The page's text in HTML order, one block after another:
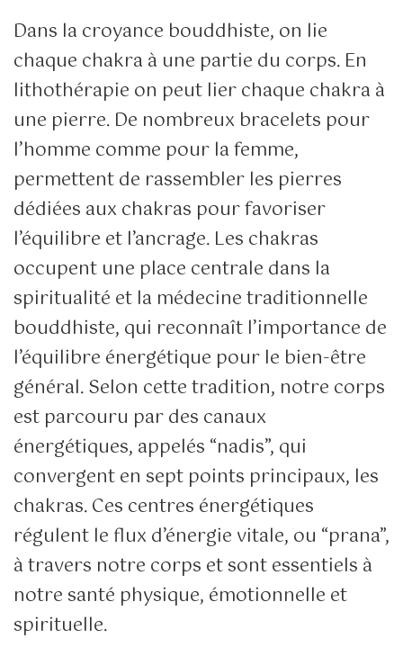
Dans la croyance bouddhiste, on lie
chaque chakra à une partie du corps. En
lithothérapie on peut lier chaque chakra à
une pierre. De nombreux bracelets pour
l’homme comme pour la femme,
permettent de rassembler les pierres
dédiées aux chakras pour favoriser
l’équilibre et l’ancrage. Les chakras
occupent une place centrale dans la
spiritualité et la médecine traditionnelle
bouddhiste, qui reconnaît l’importance de
l’équilibre énergétique pour le bien-être
général. Selon cette tradition, notre corps
est parcouru par des canaux
énergétiques, appelés “nadis”, qui
convergent en sept points principaux, les
chakras. Ces centres énergétiques
régulent le flux d’énergie vitale, ou “prana”,
à travers notre corps et sont essentiels à
notre santé physique, émotionnelle et
spirituelle.